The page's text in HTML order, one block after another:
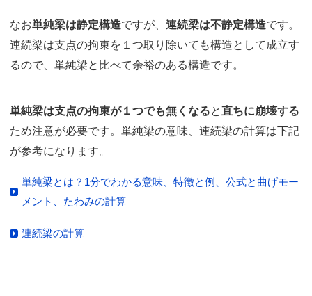
なお単純梁は静定構造ですが、 連続梁は不静定構造です。
連続梁は支点の拘束を１つ取り除いても構造として成立す
るので、単純梁と比べて余裕のある構造です。
単純梁は支点の拘束が１つでも無くなると直ちに崩壊する
ため注意が必要です。単純梁の意味、連続梁の計算は下記
が参考になります。
単純梁とは？1分でわかる意味、特徴と例、公式と曲げモー
メント、たわみの計算
連続梁の計算